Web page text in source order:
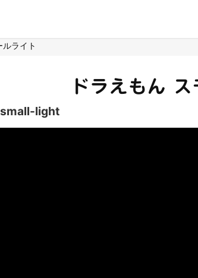
ルライト
ドラえもん
light